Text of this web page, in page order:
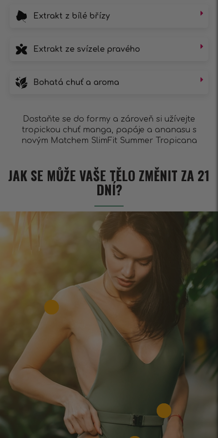
Extrakt z bílé břízy
Extrakt ze svízele pravého
Bohatá chuť a aroma
Dostaňte se do formy a zároveň si užívejte
tropickou chuť manga, papáje a ananasu s
novým Matchem SlimFit Summer Tropicana
JAK SE MŮŽE VAŠE TĚLO ZMĚNIT ZA 21
DNÍ?